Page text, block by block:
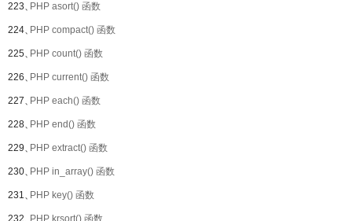
223、PHP asort() 函数
224、PHP compact() 函数
225、PHP count() 函数
226、PHP current() 函数
227、PHP each() 函数
228、PHP end() 函数
229、PHP extract() 函数
230、PHP in_array() 函数
231、PHP key() 函数
232、PHP krsort() 函数